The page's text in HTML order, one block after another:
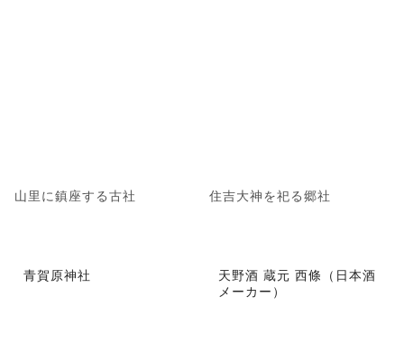
山里に鎮座する古社 住吉大神を祀る郷社
青賀原神社
天野酒 蔵元 西條（日本酒
メーカー）